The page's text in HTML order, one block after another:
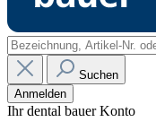
Suchen
Anmelden
Ihr dental bauer Konto